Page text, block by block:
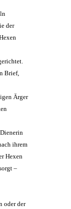
der
Brief,
Ärger
ihrem
Hexen
–
oder der